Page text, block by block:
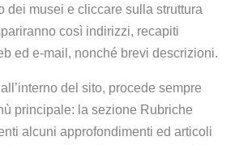
dei musei e cliccare sulla struttura
così indirizzi, recapiti
ed e-mail, nonché brevi descrizioni.
del sito, procede sempre
principale: la sezione Rubriche
alcuni approfondimenti ed articoli